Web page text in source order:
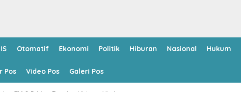
Otomatif Ekonomi Politik Hiburan Nasional Hukum
Pos Video Pos Galeri Pos